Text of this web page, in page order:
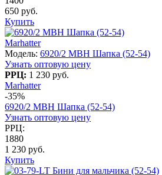
650 руб.
Купить
Marhatter
Модель: 6920/2 MBH Шапка (52-54)
Узнать оптовую цену
РРЦ: 1 230 руб.
Marhatter
-35%
6920/2 MBH Шапка (52-54)
Узнать оптовую цену
РРЦ:
1880
1 230 руб.
Купить